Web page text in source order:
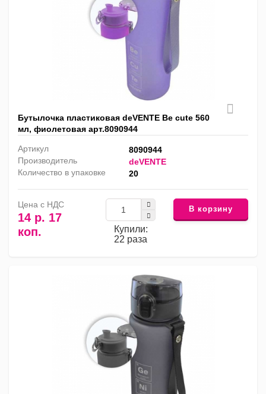
Бутылочка пластиковая deVENTE Be cute 560
мл, фиолетовая арт.8090944
Артикул
8090944
Производитель
deVENTE
Количество в упаковке
20
Цена с НДС
14 р. 17
коп.
Купили:
22 раза
В корзину